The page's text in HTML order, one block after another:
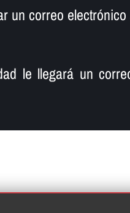
un correo
le llegará un